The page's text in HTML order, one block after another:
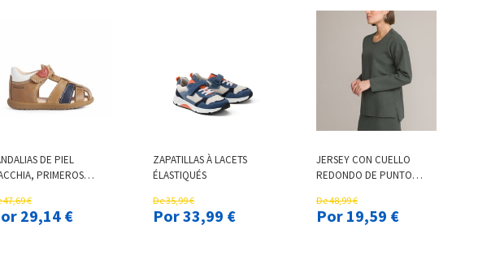
DE PIEL
PRIMEROS
47,69 €
Por 29,14 €
ZAPATILLAS À LACETS
ÉLASTIQUÉS
De 35,99 €
Por 33,99 €
JERSEY CON CUELLO
REDONDO DE PUNTO
De 48,99 €
Por 19,59 €